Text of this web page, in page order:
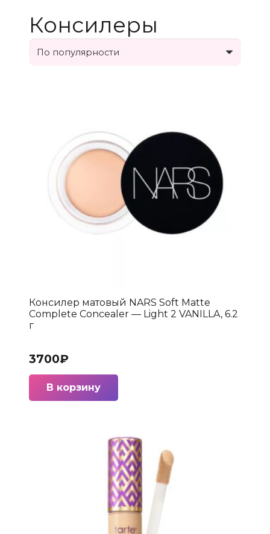
Консилеры
Консилер матовый NARS Soft Matte
Complete Concealer — Light 2 VANILLA, 6.2
г
3700₽
В корзину